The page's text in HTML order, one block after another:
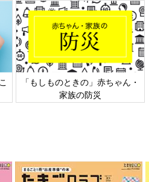
日本外来小児科学会リーフレッ
ト検討会
六